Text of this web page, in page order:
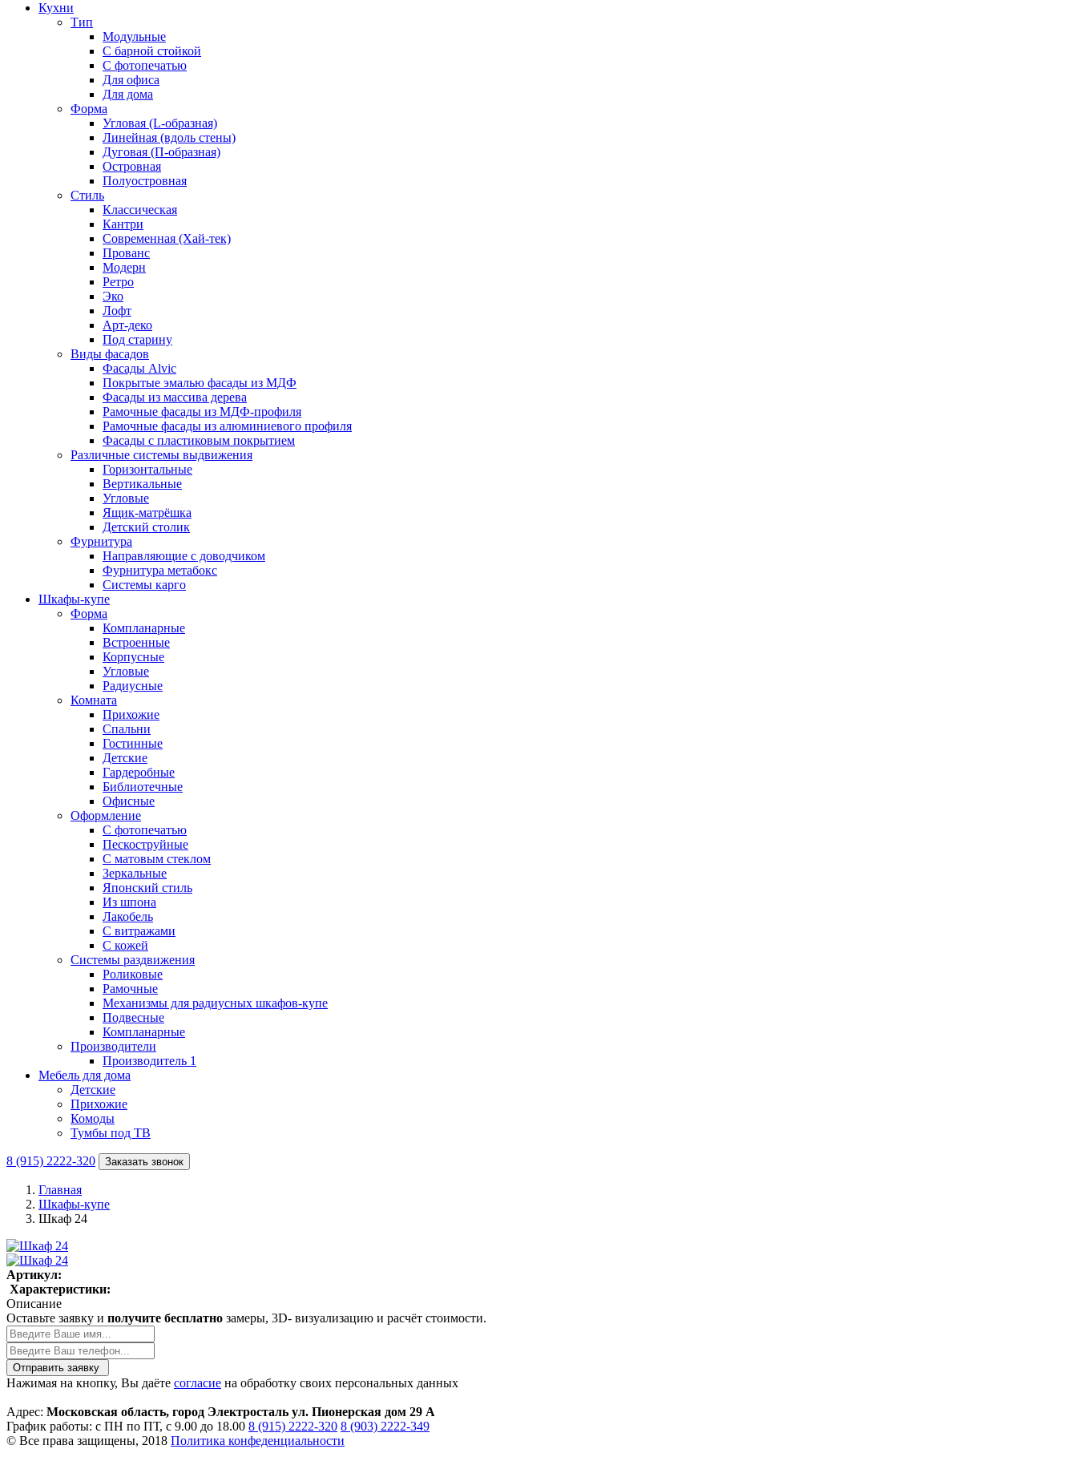
Кухни
Тип
Модульные
С барной стойкой
С фотопечатью
Для офиса
Для дома
Форма
Угловая (L-образная)
Линейная (вдоль стены)
Дуговая (П-образная)
Островная
Полуостровная
Стиль
Классическая
Кантри
Современная (Хай-тек)
Прованс
Модерн
Ретро
Эко
Лофт
Арт-деко
Под старину
Виды фасадов
Фасады Alvic
Покрытые эмалью фасады из МДФ
Фасады из массива дерева
Рамочные фасады из МДФ-профиля
Рамочные фасады из алюминиевого профиля
Фасады с пластиковым покрытием
Различные системы выдвижения
Горизонтальные
Вертикальные
Угловые
Ящик-матрёшка
Детский столик
Фурнитура
Направляющие с доводчиком
Фурнитура метабокс
Системы карго
Шкафы-купе
Форма
Компланарные
Встроенные
Корпусные
Угловые
Радиусные
Комната
Прихожие
Спальни
Гостинные
Детские
Гардеробные
Библиотечные
Офисные
Оформление
С фотопечатью
Пескоструйные
С матовым стеклом
Зеркальные
Японский стиль
Из шпона
Лакобель
С витражами
С кожей
Системы раздвижения
Роликовые
Рамочные
Механизмы для радиусных шкафов-купе
Подвесные
Компланарные
Производители
Производитель 1
Мебель для дома
Детские
Прихожие
Комоды
Тумбы под ТВ
8 (915) 2222-320 Заказать звонок
Главная
Шкафы-купе
Шкаф 24
Артикул:
Характеристики:
Описание
Оставьте заявку и получите бесплатно замеры, 3D- визуализацию и расчёт стоимости.
Отправить заявку
Нажимая на кнопку, Вы даёте согласие на обработку своих персональных данных
Адрес: Московская область, город Электросталь ул. Пионерская дом 29 А
График работы: с ПН по ПТ, с 9.00 до 18.00 8 (915) 2222-320 8 (903) 2222-349
© Все права защищены, 2018 Политика конфеденциальности